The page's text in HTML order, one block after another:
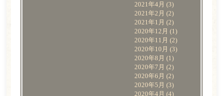
2021年4月 (3)
2021年2月 (2)
2021年1月 (2)
2020年12月 (1)
2020年11月 (2)
2020年10月 (3)
2020年8月 (1)
2020年7月 (2)
2020年6月 (2)
2020年5月 (3)
2020年4月 (4)